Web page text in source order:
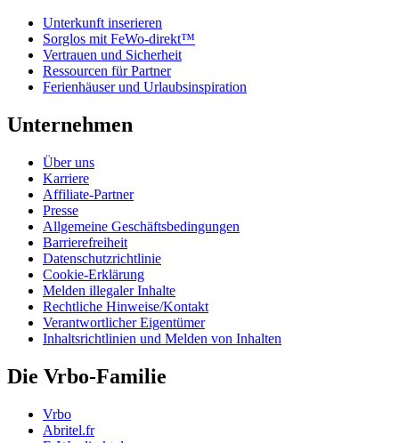
Unterkunft inserieren
Sorglos mit FeWo-direkt™
Vertrauen und Sicherheit
Ressourcen für Partner
Ferienhäuser und Urlaubsinspiration
Unternehmen
Über uns
Karriere
Affiliate-Partner
Presse
Allgemeine Geschäftsbedingungen
Barrierefreiheit
Datenschutzrichtlinie
Cookie-Erklärung
Melden illegaler Inhalte
Rechtliche Hinweise/Kontakt
Verantwortlicher Eigentümer
Inhaltsrichtlinien und Melden von Inhalten
Die Vrbo-Familie
Vrbo
Abritel.fr